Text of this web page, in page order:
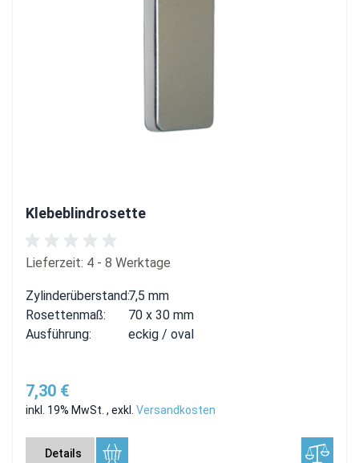
Klebeblindrosette
Lieferzeit: 4 - 8 Werktage
Zylinderüberstand:7,5 mm
Rosettenmaß:
70 x 30 mm
Ausführung:
eckig / oval
7,30 €
inkl. 19% MwSt. , exkl. Versandkosten
Details